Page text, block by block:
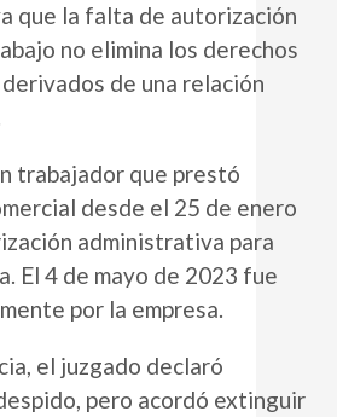
que la falta de autorización
no elimina los derechos
de una relación
trabajador que prestó
desde el 25 de enero
administrativa para
El 4 de mayo de 2023 fue
por la empresa.
el juzgado declaró
pero acordó extinguir